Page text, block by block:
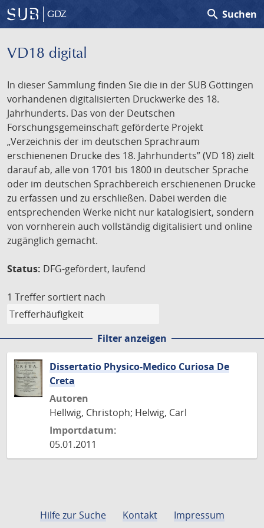
GDZ search Suchen
VD18 digital
In dieser Sammlung finden Sie die in der SUB Göttingen
vorhandenen digitalisierten Druckwerke des 18.
Jahrhunderts. Das von der Deutschen
Forschungsgemeinschaft geförderte Projekt
„Verzeichnis der im deutschen Sprachraum
erschienenen Drucke des 18. Jahrhunderts” (VD 18) zielt
darauf ab, alle von 1701 bis 1800 in deutscher Sprache
oder im deutschen Sprachbereich erschienenen Drucke
zu erfassen und zu erschließen. Dabei werden die
entsprechenden Werke nicht nur katalogisiert, sondern
von vornherein auch vollständig digitalisiert und online
zugänglich gemacht.
Status: DFG-gefördert, laufend
1 Treffer sortiert nach
Filter anzeigen
Dissertatio Physico-Medico Curiosa De
Creta
Autoren
Hellwig, Christoph; Helwig, Carl
Importdatum:
05.01.2011
Hilfe zur Suche Kontakt
Impressum